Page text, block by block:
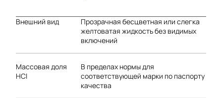
Внешний вид
Прозрачная бесцветная или слегка
желтоватая жидкость без видимых
включений
Массовая доля
HCl
В пределах нормы для
соответствующей марки по паспорту
качества